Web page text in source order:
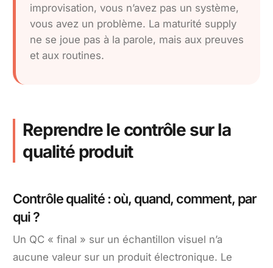
improvisation, vous n’avez pas un système,
vous avez un problème. La maturité supply
ne se joue pas à la parole, mais aux preuves
et aux routines.
Reprendre le contrôle sur la
qualité produit
Contrôle qualité : où, quand, comment, par
qui ?
Un QC « final » sur un échantillon visuel n’a
aucune valeur sur un produit électronique. Le